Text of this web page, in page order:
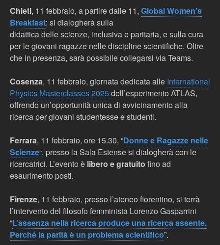
Chieti, 11 febbraio, a partire dalle 11, Global Women’s
Breakfast: si dialogherà sulla
didattica delle scienze, inclusiva e paritaria, e sulla cura
per le giovani ragazze nelle discipline scientifiche. Oltre
che in presenza, sarà possibile collegarsi via Teams.
Cosenza, 11 febbraio, giornata dedicata alle International
Physics Masterclasses 2025dell’esperimento ATLAS,
offrendo un’opportunità unica di avvicinamento alla
ricerca per giovani studentesse e studenti.
Ferrara, 11 febbraio, ore 15.30, “Donne e Ragazze nelle
Scienze“, presso la Sala Estense si dialogherà con le
ricercatrici. L’evento è libero e gratuito fino ad
esaurimento posti.
Firenze, 11 febbraio, presso l’ateneo fiorentino, si terrà
l’intervento del filosofo femminista Lorenzo Gasparrini
“L’assenza nella ricerca produce una ricerca assente.
Perché la parità è un problema scientifico”.